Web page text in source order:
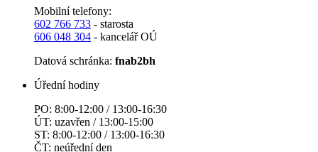
Mobilní telefony:
602 766 733 - starosta
606 048 304 - kancelář OÚ
Datová schránka: fnab2bh
Úřední hodiny
PO: 8:00-12:00 / 13:00-16:30
ÚT: uzavřen / 13:00-15:00
ST: 8:00-12:00 / 13:00-16:30
ČT: neúřední den